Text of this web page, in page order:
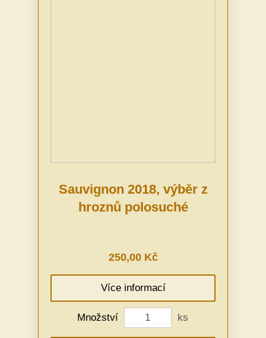
Sauvignon 2018, výběr z
hroznů polosuché
250,00 Kč
Více informací
Množství ks